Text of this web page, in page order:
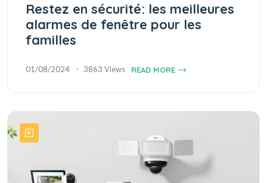
Restez en sécurité: les meilleures
alarmes de fenêtre pour les
familles
01/08/2024 3863 Views READ MORE